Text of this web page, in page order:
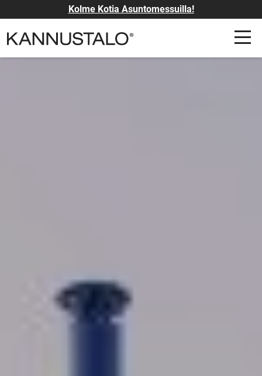
Kolme Kotia Asuntomessuilla!